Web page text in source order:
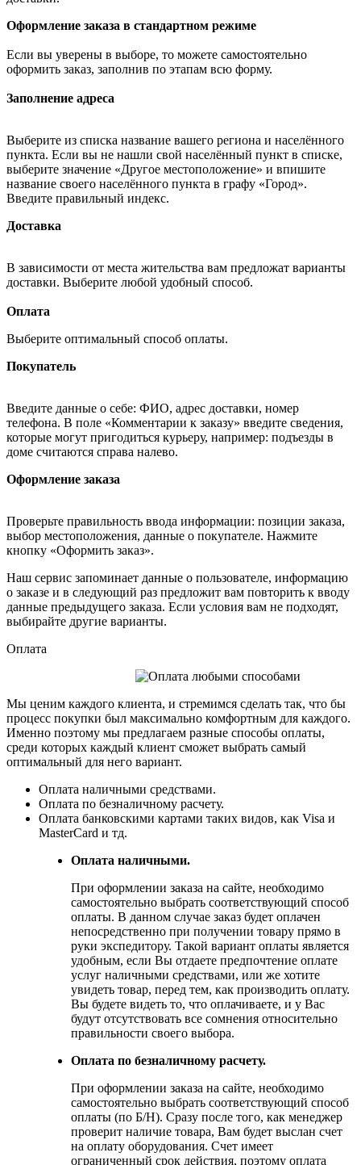
Оформление заказа в стандартном режиме
Если вы уверены в выборе, то можете самостоятельно
оформить заказ, заполнив по этапам всю форму.
Заполнение адреса
Выберите из списка название вашего региона и населённого
пункта. Если вы не нашли свой населённый пункт в списке,
выберите значение «Другое местоположение» и впишите
название своего населённого пункта в графу «Город».
Введите правильный индекс.
Доставка
В зависимости от места жительства вам предложат варианты
доставки. Выберите любой удобный способ.
Оплата
Выберите оптимальный способ оплаты.
Покупатель
Введите данные о себе: ФИО, адрес доставки, номер
телефона. В поле «Комментарии к заказу» введите сведения,
которые могут пригодиться курьеру, например: подъезды в
доме считаются справа налево.
Оформление заказа
Проверьте правильность ввода информации: позиции заказа,
выбор местоположения, данные о покупателе. Нажмите
кнопку «Оформить заказ».
Наш сервис запоминает данные о пользователе, информацию
о заказе и в следующий раз предложит вам повторить к вводу
данные предыдущего заказа. Если условия вам не подходят,
выбирайте другие варианты.
Оплата
Мы ценим каждого клиента, и стремимся сделать так, что бы
процесс покупки был максимально комфортным для каждого.
Именно поэтому мы предлагаем разные способы оплаты,
среди которых каждый клиент сможет выбрать самый
оптимальный для него вариант.
Оплата наличными средствами.
Оплата по безналичному расчету.
Оплата банковскими картами таких видов, как Visa и
MasterCard и тд.
Оплата наличными.
При оформлении заказа на сайте, необходимо
самостоятельно выбрать соответствующий способ
оплаты. В данном случае заказ будет оплачен
непосредственно при получении товару прямо в
руки экспедитору. Такой вариант оплаты является
удобным, если Вы отдаете предпочтение оплате
услуг наличными средствами, или же хотите
увидеть товар, перед тем, как производить оплату.
Вы будете видеть то, что оплачиваете, и у Вас
будут отсутствовать все сомнения относительно
правильности своего выбора.
Оплата по безналичному расчету.
При оформлении заказа на сайте, необходимо
самостоятельно выбрать соответствующий способ
оплаты (по Б/Н). Сразу после того, как менеджер
проверит наличие товара, Вам будет выслан счет
на оплату оборудования. Счет имеет
ограниченный срок действия, поэтому оплата